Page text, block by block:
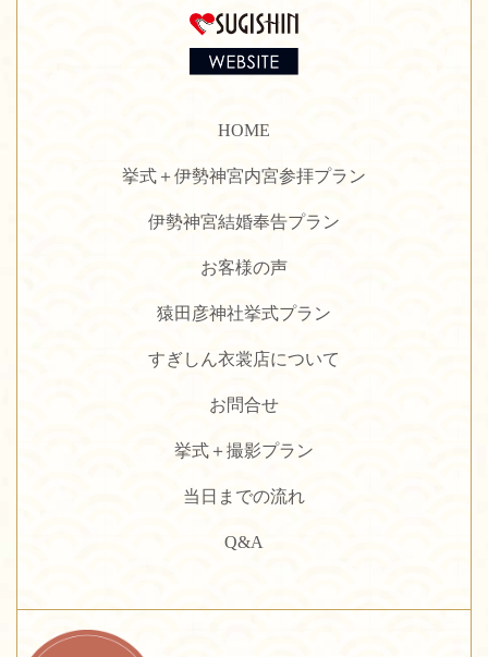
HOME
挙式＋伊勢神宮内宮参拝プラン
伊勢神宮結婚奉告プラン
お客様の声
猿田彦神社挙式プラン
すぎしん衣裳店について
お問合せ
挙式＋撮影プラン
当日までの流れ
Q&A